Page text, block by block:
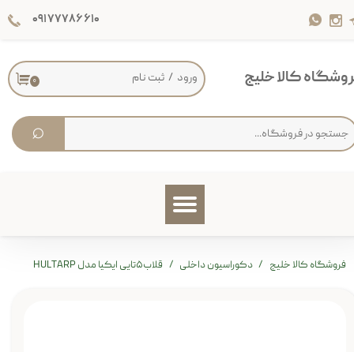
⌕
۰۹۱۷۷۷۸۶۶۱۰
۰ ورود / ثبت نام
تغییر گذر واژه
خروج از حساب کاربری
کالا خلیج
فروشگاه کالا خلیج دکوراسیون داخلی قلاب۵تایی ایکیا مدل HULTARP